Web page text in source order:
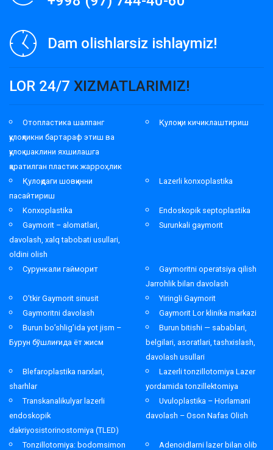
Dam olishlarsiz ishlaymiz!
LOR 24/7 XIZMATLARIMIZ!
Отопластика шалпанг
қулоқликни бартараф этиш ва
қулоқ шаклини яхшилашга
қаратилган пластик жарроҳлик
Қулоқни кичиклаштириш
Қулоқдаги шовқинни
пасайтириш
Lazerli konxoplastika
Konxoplastika
Endoskopik septoplastika
Gaymorit – alomatlari,
davolash, xalq tabobati usullari,
oldini olish
Surunkali gaymorit
Сурункали гайморит
Gaymoritni operatsiya qilish
Jarrohlik bilan davolash
O’tkir Gaymorit sinusit
Yiringli Gaymorit
Gaymoritni davolash
Gaymorit Lor klinika markazi
Burun bo’shlig’ida yot jism –
Бурун бўшлиғида ёт жисм
Burun bitishi — sabablari,
belgilari, asoratlari, tashxislash,
davolash usullari
Blefaroplastika narxlari,
sharhlar
Lazerli tonzillotomiya Lazer
yordamida tonzillektomiya
Transkanalikulyar lazerli
endoskopik
dakriyosistorinostomiya (TLED)
Uvuloplastika – Horlamani
davolash – Oson Nafas Olish
Tonzillotomiya: bodomsimon
Adenoidlarni lazer bilan olib